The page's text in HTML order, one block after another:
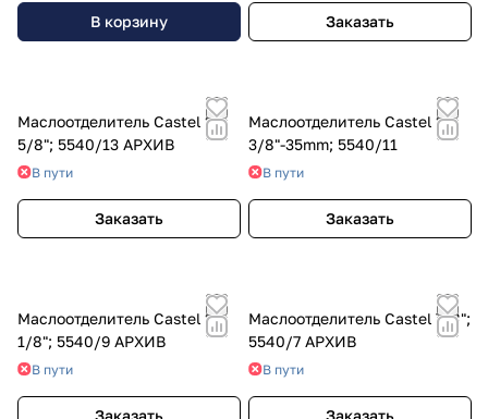
В корзину Заказать
Маслоотделитель Castel 1
5/8"; 5540/13 АРХИВ
В пути
Заказать
Маслоотделитель Castel 1
3/8"-35mm; 5540/11
В пути
Заказать
Маслоотделитель Castel 1
1/8"; 5540/9 АРХИВ
В пути
Заказать
Маслоотделитель Castel 7/8";
5540/7 АРХИВ
В пути
Заказать